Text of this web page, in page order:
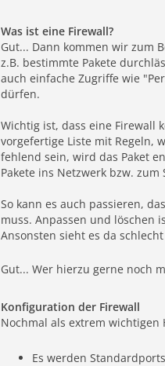
Was ist eine Firewall?
Gut... Dann kommen wir zum
z.B. bestimmte Pakete
auch einfache Zugriffe wie
dürfen.
Wichtig ist, dass eine Firewall
vorgefertige Liste mit Regeln,
fehlend sein, wird das Paket
Pakete ins Netzwerk bzw. zum
So kann es auch passieren,
muss. Anpassen und löschen
Ansonsten sieht es da
Gut... Wer hierzu gerne noch
Konfiguration der Firewall
Nochmal als extrem wichtigen
Es werden